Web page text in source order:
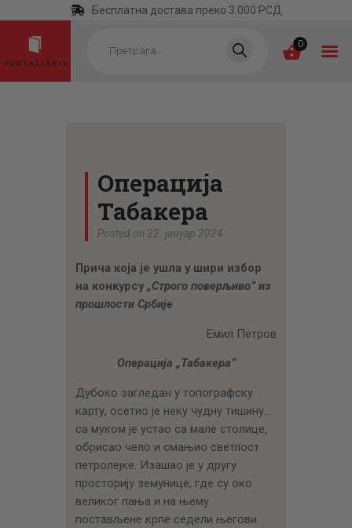
Бесплатна достава преко 3.000 РСД
search 0
НАЈПРОДАВАНИЈЕ
НОВЕ КЊИГЕ
ЗАБОРАВА
АУТОРИ
ЦЕНОВНИК
ПИСМО
Операција
Табакера
Posted on 22. јануар 2024
Прича која је ушла у шири избор
на конкурсу„Строго поверљиво” из
прошлости Србије
Емил Петров
Операција „Табакера”
Дубоко загледан у топографску
карту, осетио је неку чудну тишину…
са муком је устао са мале столице,
обрисао чело и смањио светлост
петролејке. Изашао је у другу
просторију земунице, где су око
великог пања и на њему
постављене крпе седели његови